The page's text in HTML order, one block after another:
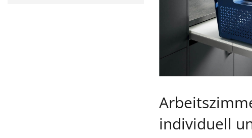
individuell